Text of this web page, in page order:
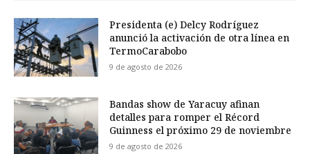
Presidenta (e) Delcy Rodríguez
anunció la activación de otra línea en
TermoCarabobo
9 de agosto de 2026
Bandas show de Yaracuy afinan
detalles para romper el Récord
Guinness el próximo 29 de noviembre
9 de agosto de 2026